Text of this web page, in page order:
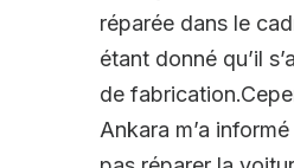
réparée dans le
étant donné qu’il
de
Ankara m’a